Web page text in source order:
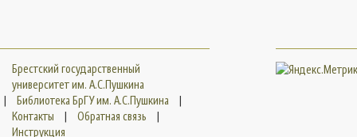
Брестский государственный
университет им. А.С.Пушкина
|
Библиотека БрГУ им. А.С.Пушкина
|
Контакты
| Обратная связь
|
Инструкция